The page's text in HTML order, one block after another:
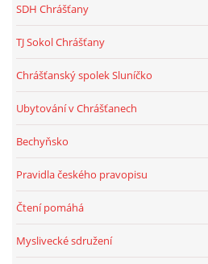
SDH Chrášťany
TJ Sokol Chrášťany
Chrášťanský spolek Sluníčko
Ubytování v Chrášťanech
Bechyňsko
Pravidla českého pravopisu
Čtení pomáhá
Myslivecké sdružení